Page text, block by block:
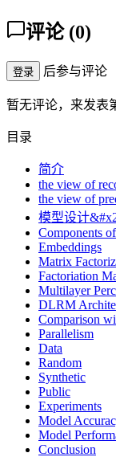
评论 (0)
登录 后参与评论
暂无评论，来发表
目录
简介
the view of
the view of
模型设计
Components
Embeddings
Matrix
Factoriation
Multilayer
DLRM
Comparison
Parallelism
Data
Random
Synthetic
Public
Experiments
Model
Model
Conclusion